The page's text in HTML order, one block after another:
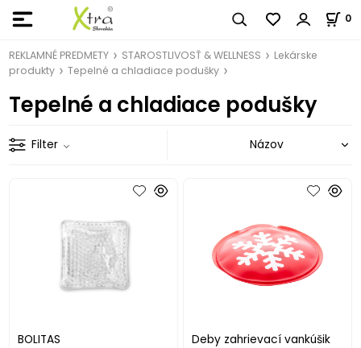
0
REKLAMNÉ PREDMETY STAROSTLIVOSŤ & WELLNESS
Lekárske
produkty
Tepelné a chladiace podušky
Tepelné a chladiace podušky
Filter
BOLITAS Deby zahrievací vankúšik